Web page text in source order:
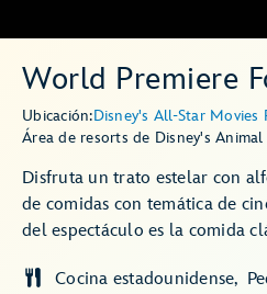
World Premiere
Ubicación:Disney's All-Star Movies
Área de resorts de Disney's
Disfruta un trato estelar con
de comidas con temática de
del espectáculo es la comida
Cocina estadounidense